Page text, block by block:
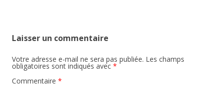
Laisser un commentaire
Votre adresse e-mail ne sera pas publiée. Les champs
obligatoires sont indiqués avec *
Commentaire *